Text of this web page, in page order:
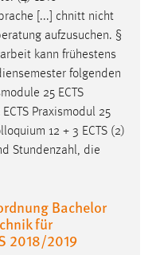
[...] chnitt nicht
aufzusuchen. §
kann frühestens
folgenden
25 ECTS
Praxismodul 25
12 + 3 ECTS (2)
Stundenzahl, die
Bachelor
für
2018/2019